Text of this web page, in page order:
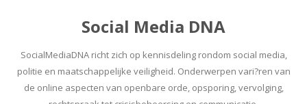
Social Media DNA
SocialMediaDNA richt zich op kennisdeling rondom social media,
politie en maatschappelijke veiligheid. Onderwerpen vari?ren van
de online aspecten van openbare orde, opsporing, vervolging,